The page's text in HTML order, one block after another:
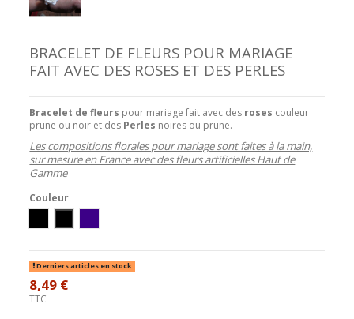
BRACELET DE FLEURS POUR MARIAGE
FAIT AVEC DES ROSES ET DES PERLES
Bracelet de fleurs pour mariage fait avec des roses couleur
prune ou noir et des Perles noires ou prune.
Les compositions florales pour mariage sont faites à la main,
sur mesure en France avec des fleurs artificielles Haut de
Gamme
Couleur
Derniers articles en stock
8,49 €
TTC